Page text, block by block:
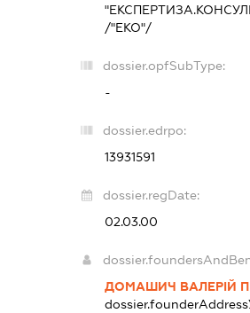
/"ЕКО"/
dossier.opfSubType:
-
dossier.edrpo:
13931591
dossier.regDate:
02.03.00
ДОМАШИЧ ВАЛЕРІЙ
dossier.founderAddress